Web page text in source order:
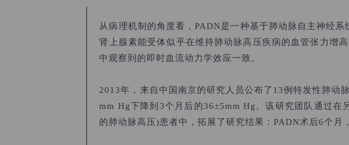
从病理机制的角度看，PADN是一种基于肺动脉自主神经
肾上腺素能受体似乎在维持肺动脉高压疾病的血管张力增
中观察到的即时血流动力学效应一致。
2013年，来自中国南京的研究人员公布了13例特发性肺动
mm Hg下降到3个月后的36±5mm Hg。该研究团队通过在
的肺动脉高压)患者中，拓展了研究结果：PADN术后6个月